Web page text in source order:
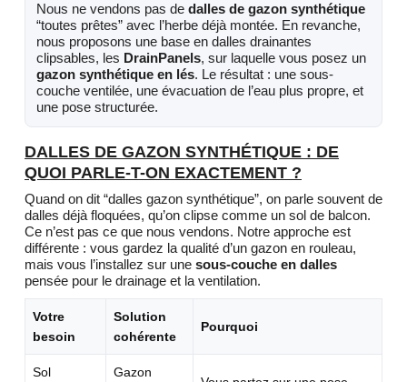
Nous ne vendons pas de dalles de gazon synthétique
“toutes prêtes” avec l’herbe déjà montée. En revanche,
nous proposons une base en dalles drainantes
clipsables, les DrainPanels, sur laquelle vous posez un
gazon synthétique en lés. Le résultat : une sous-
couche ventilée, une évacuation de l’eau plus propre, et
une pose structurée.
DALLES DE GAZON SYNTHÉTIQUE : DE
QUOI PARLE-T-ON EXACTEMENT ?
Quand on dit “dalles gazon synthétique”, on parle souvent de
dalles déjà floquées, qu’on clipse comme un sol de balcon.
Ce n’est pas ce que nous vendons. Notre approche est
différente : vous gardez la qualité d’un gazon en rouleau,
mais vous l’installez sur une sous-couche en dalles
pensée pour le drainage et la ventilation.
Votre
besoin
Solution
cohérente
Pourquoi
Sol Gazon